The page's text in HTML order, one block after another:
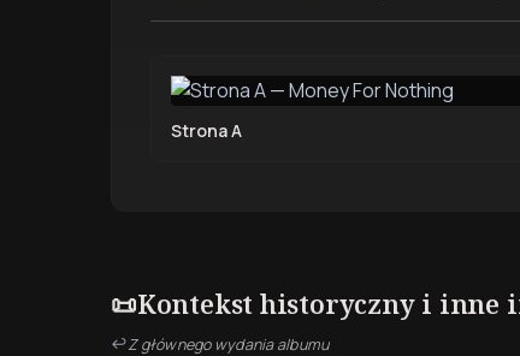
Strona A
📜Kontekst historyczny i inne
↩Z głównego wydania albumu